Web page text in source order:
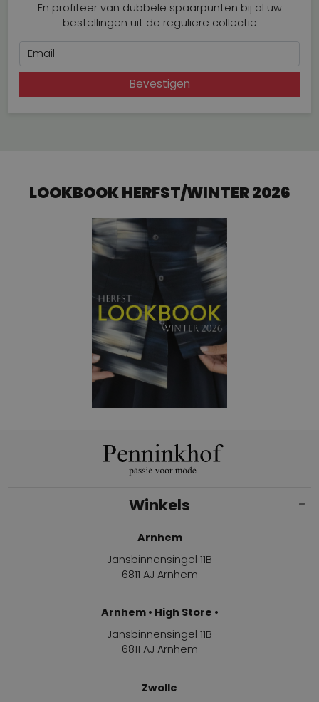
En profiteer van dubbele spaarpunten bij al uw
bestellingen uit de reguliere collectie
Email
Bevestigen
LOOKBOOK HERFST/WINTER 2026
Winkels
Arnhem
Jansbinnensingel 11B
6811 AJ Arnhem
Arnhem • High Store •
Jansbinnensingel 11B
6811 AJ Arnhem
Zwolle